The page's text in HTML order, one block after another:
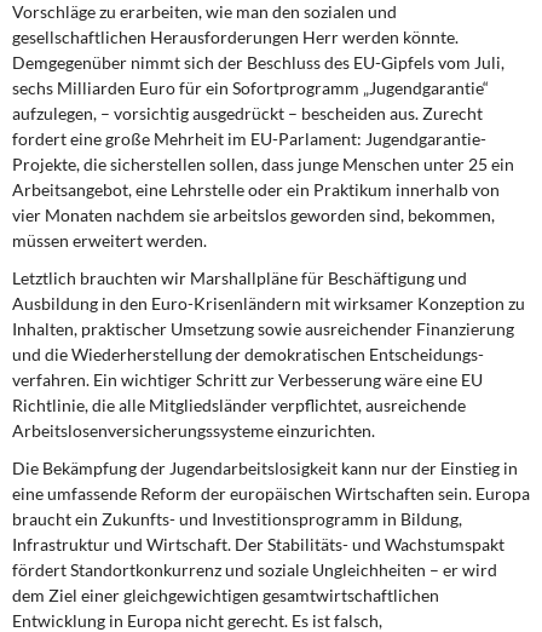
Kontakt
Vorschläge zu erarbeiten, wie man den sozialen und
gesellschaftlichen Herausforderungen Herr werden könnte.
Demgegenüber nimmt sich der Beschluss des EU-Gipfels vom Juli,
sechs Milliarden Euro für ein Sofortprogramm „Jugendgarantie“
aufzulegen, – vorsichtig ausgedrückt – bescheiden aus. Zurecht
fordert eine große Mehrheit im EU-Parlament: Jugend­garantie-
Projekte, die sicherstellen sollen, dass junge Menschen unter 25 ein
Arbeitsangebot, eine Lehrstelle oder ein Praktikum innerhalb von
vier Monaten nachdem sie arbeitslos geworden sind, bekommen,
müssen erweitert werden.
Letztlich brauchten wir Marshallpläne für Beschäftigung und
Ausbildung in den Euro-Krisenländern mit wirksamer Konzeption zu
Inhalten, praktischer Umsetzung sowie aus­reichender Finanzierung
und die Wiederherstellung der demokratischen Entscheidungs­
verfahren. Ein wichtiger Schritt zur Verbesserung wäre eine EU
Richtlinie, die alle Mitgliedsländer verpflichtet, ausreichende
Arbeitslosenversicherungssysteme einzu­richten.
Die Bekämpfung der Jugendarbeitslosigkeit kann nur der Einstieg in
eine umfassende Reform der europäischen Wirtschaften sein. Europa
braucht ein Zukunfts- und Investi­tionsprogramm in Bildung,
Infrastruktur und Wirtschaft. Der Stabilitäts- und Wachstums­pakt
fördert Standortkonkurrenz und soziale Ungleichheiten – er wird
dem Ziel einer gleichgewichtigen gesamtwirtschaftlichen
Entwicklung in Europa nicht gerecht. Es ist falsch,